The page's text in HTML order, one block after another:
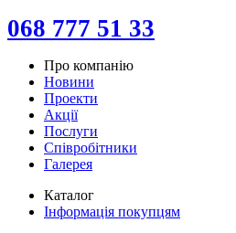
068 777 51 33
Про компанію
Новини
Проекти
Акції
Послуги
Співробітники
Галерея
Каталог
Інформація покупцям